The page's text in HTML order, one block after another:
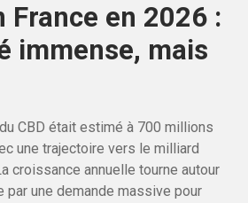
France en 2026 :
immense, mais
CBD était estimé à 700 millions
une trajectoire vers le milliard
croissance annuelle tourne autour
par une demande massive pour